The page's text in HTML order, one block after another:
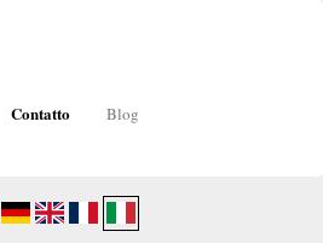
Contatto Blog